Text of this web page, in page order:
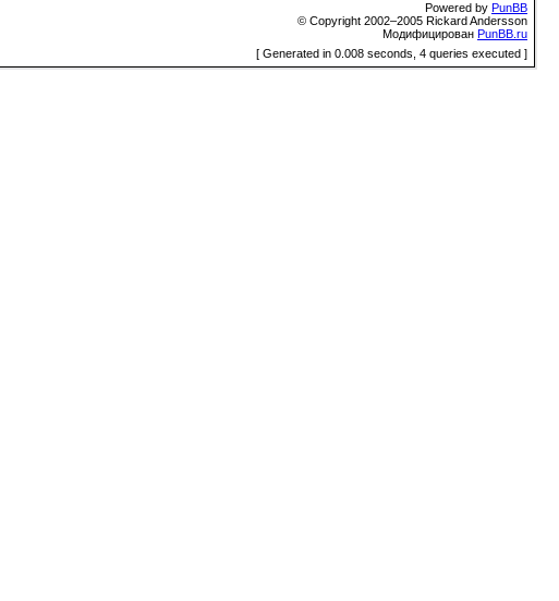
Powered by PunBB
© Copyright 2002–2005 Rickard Andersson
Модифицирован PunBB.ru
[ Generated in 0.008 seconds, 4 queries executed ]